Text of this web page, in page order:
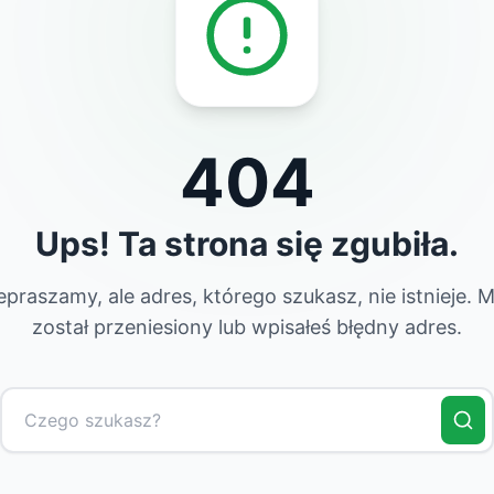
404
Ups! Ta strona się zgubiła.
ale adres, którego szukasz, nie istnieje.
został przeniesiony lub wpisałeś błędny adres.